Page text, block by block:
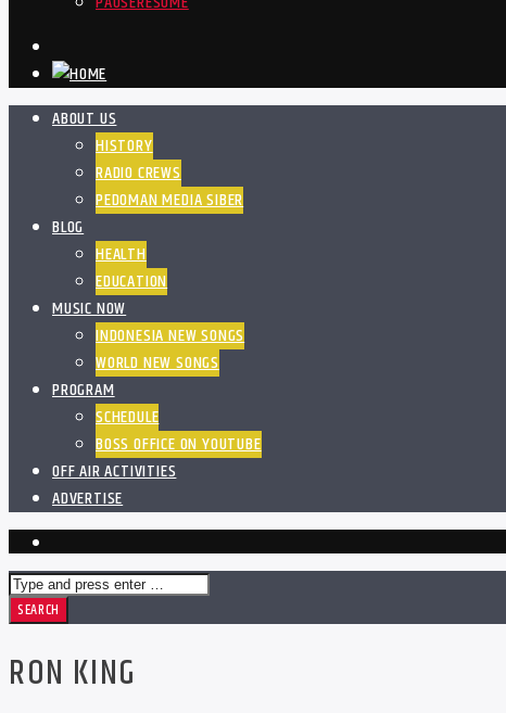
ABOUT US
HISTORY
RADIO CREWS
PEDOMAN MEDIA SIBER
BLOG
HEALTH
EDUCATION
MUSIC NOW
INDONESIA NEW SONGS
WORLD NEW SONGS
PROGRAM
SCHEDULE
BOSS OFFICE ON YOUTUBE
OFF AIR ACTIVITIES
ADVERTISE
RON KING